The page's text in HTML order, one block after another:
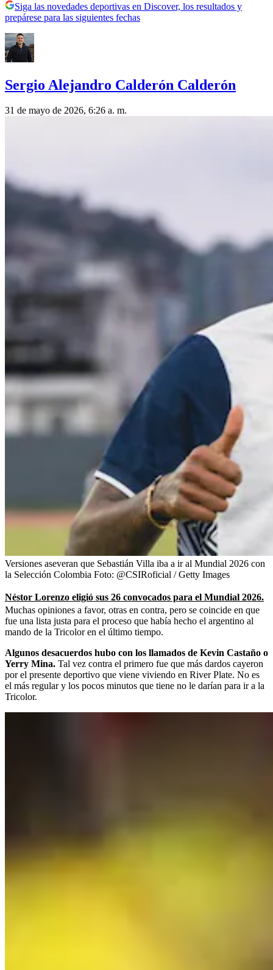
Siga las novedades deportivas en Discover, los resultados y
prepárese para las siguientes fechas
Sergio Alejandro Calderón Calderón
31 de mayo de 2026, 6:26 a. m.
Versiones aseveran que Sebastián Villa iba a ir al Mundial 2026 con
la Selección Colombia Foto: @CSIRoficial / Getty Images
Néstor Lorenzo eligió sus 26 convocados para el Mundial 2026.
Muchas opiniones a favor, otras en contra, pero se coincide en que
fue una lista justa para el proceso que había hecho el argentino al
mando de la Tricolor en el último tiempo.
Algunos desacuerdos hubo con los llamados de Kevin Castaño o
Yerry Mina. Tal vez contra el primero fue que más dardos cayeron
por el presente deportivo que viene viviendo en River Plate. No es
el más regular y los pocos minutos que tiene no le darían para ir a la
Tricolor.